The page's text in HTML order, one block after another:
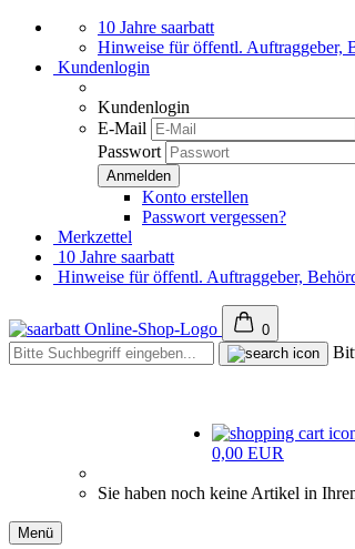
10 Jahre saarbatt
Hinweise für öffentl. Auftraggeber,
Kundenlogin
Kundenlogin
E-Mail
Passwort
Konto erstellen
Passwort vergessen?
Merkzettel
10 Jahre saarbatt
Hinweise für öffentl. Auftraggeber,
0
0,00 EUR
Sie haben noch keine Artikel in
Menü